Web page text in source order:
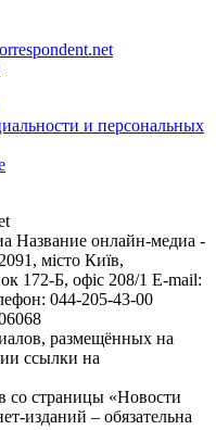
и персональных
Название онлайн-медиа -
місто Київ,
Б, офіс 208/1 E-mail:
044-205-43-00
размещённых на
ссылки на
со страницы «Новости
изданий – обязательна